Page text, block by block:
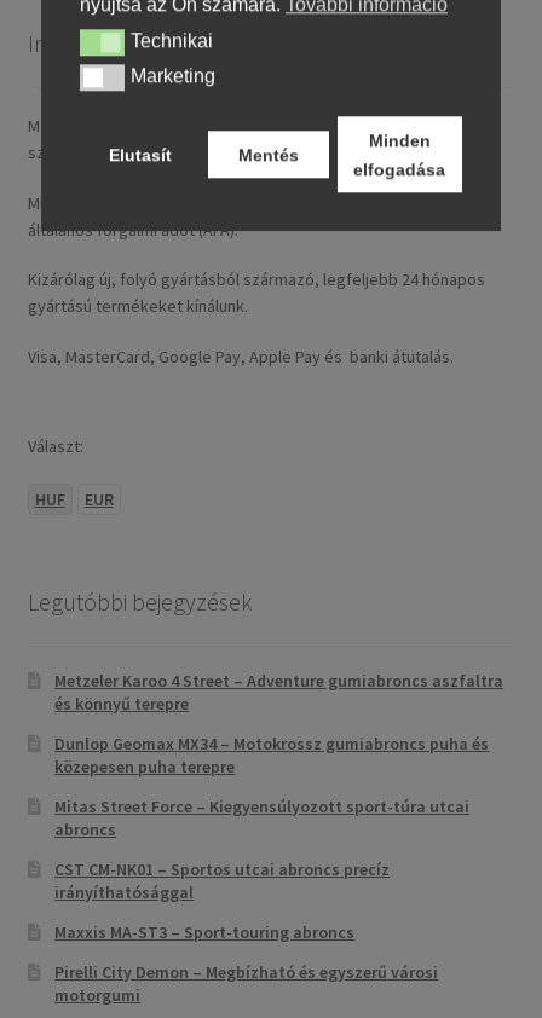
Információ
Magyarországra általában 4–5 munkanapon belül szállítunk. A
szállítási díj rendelésenként 14,95 € / ~ 5737 HUF.
Minden nálunk feltüntetett ár tartalmazza a magyarországi
általános forgalmi adót (ÁFA).
Kizárólag új, folyó gyártásból származó, legfeljebb 24 hónapos
gyártású termékeket kínálunk.
Visa, MasterCard, Google Pay, Apple Pay és banki átutalás.
Választ:
HUF EUR
Legutóbbi bejegyzések
Metzeler Karoo 4 Street – Adventure gumiabroncs aszfaltra
és könnyű terepre
Dunlop Geomax MX34 – Motokrossz gumiabroncs puha és
közepesen puha terepre
Mitas Street Force – Kiegyensúlyozott sport-túra utcai
abroncs
CST CM-NK01 – Sportos utcai abroncs precíz
irányíthatósággal
Maxxis MA-ST3 – Sport-touring abroncs
Pirelli City Demon – Megbízható és egyszerű városi
motorgumi
nyújtsa az Ön számára.
További információ
TechnikaiTechnikai
MarketingMarketing
Elutasít Mentés
Minden
elfogadása